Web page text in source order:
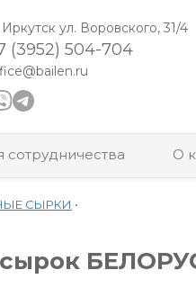
Иркутск ул. Воровского, 31/4
(3952) 504-704
сотрудничества О
СЫРКИ •